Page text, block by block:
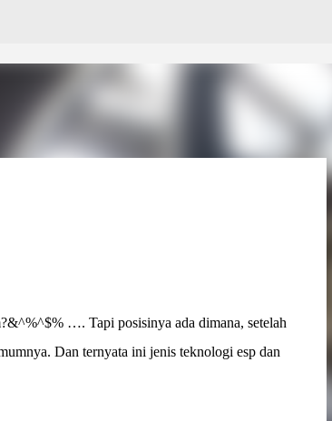
…. Tapi posisinya ada dimana, setelah
Dan ternyata ini jenis teknologi esp dan